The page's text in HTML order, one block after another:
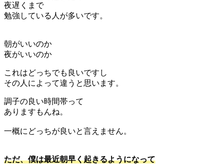
夜遅くまで
勉強している人が多いです。
朝がいいのか
夜がいいのか
これはどっちでも良いですし
その人によって違うと思います。
調子の良い時間帯って
ありますもんね。
一概にどっちが良いと言えません。
ただ、僕は最近朝早く起きるようになって